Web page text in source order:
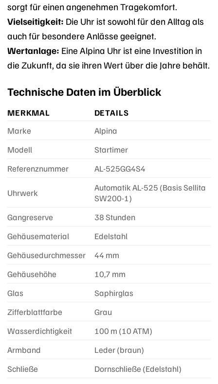
sorgt für einen angenehmen Tragekomfort.
Vielseitigkeit: Die Uhr ist sowohl für den Alltag als
auch für besondere Anlässe geeignet.
Wertanlage: Eine Alpina Uhr ist eine Investition in
die Zukunft, da sie ihren Wert über die Jahre behält.
Technische Daten im Überblick
MERKMAL
DETAILS
Marke
Alpina
Modell
Startimer
Referenznummer
AL-525GG4S4
Uhrwerk
Automatik AL-525 (Basis Sellita
SW200-1)
Gangreserve
38 Stunden
Gehäusematerial
Edelstahl
Gehäusedurchmesser
44 mm
Gehäusehöhe
10,7 mm
Glas
Saphirglas
Zifferblattfarbe
Grau
Wasserdichtigkeit
100 m (10 ATM)
Armband
Leder (braun)
Schließe
Dornschließe (Edelstahl)